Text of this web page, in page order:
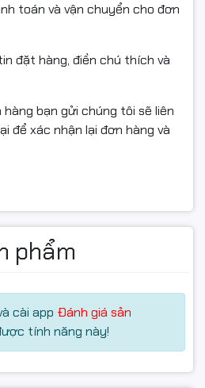
kết nối đầy đủ
rãi, hành trình phím hợp lý
mái trong thời gian dài, đặc
xuyên nhập liệu nhờ dãy
đầy đủ các cổng kết nối cần
nhu cầu sử dụng ngoại vi.
toán và vận chuyển cho đơn
đặt hàng, điền chú thích và
bạn gửi chúng tôi sẽ liên
để xác nhận lại đơn hàng và
phẩm
cài app Đánh giá sản
tính năng này!